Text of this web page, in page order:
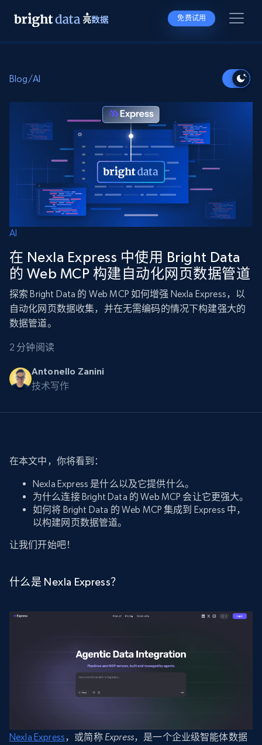
免费试用
Blog/AI
AI
在 Nexla Express 中使用 Bright Data
的 Web MCP 构建自动化网页数据管道
探索 Bright Data 的 Web MCP 如何增强 Nexla Express，以
自动化网页数据收集，并在无需编码的情况下构建强大的
数据管道。
2 分钟阅读
Antonello Zanini
技术写作
在本文中，你将看到：
Nexla Express 是什么以及它提供什么。
为什么连接 Bright Data 的 Web MCP 会让它更强大。
如何将 Bright Data 的 Web MCP 集成到 Express 中，
以构建网页数据管道。
让我们开始吧！
什么是 Nexla Express？
Nexla Express，或简称 Express，是一个企业级智能体数据